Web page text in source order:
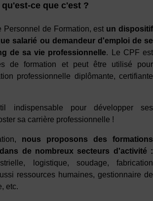
qu'est-ce que c'est ?
Personnel de Formation, est un dispositif
salarié ou demandeur d'emploi de se
de sa vie professionnelle. Le CPF est
de formation et peut être utilisé pour
professionnelle diplômante, certifiante
indispensable pour développer ses
sa carrière professionnelle !
nous proposons des formations
dans de nombreux secteurs d'activité :
logistique, soudage, fabrication
ressources humaines, gestionnaire de
etc.